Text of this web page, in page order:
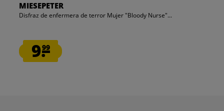
MIESEPETER
Disfraz de enfermera de terror Mujer "Bloody Nurse"...
9.99